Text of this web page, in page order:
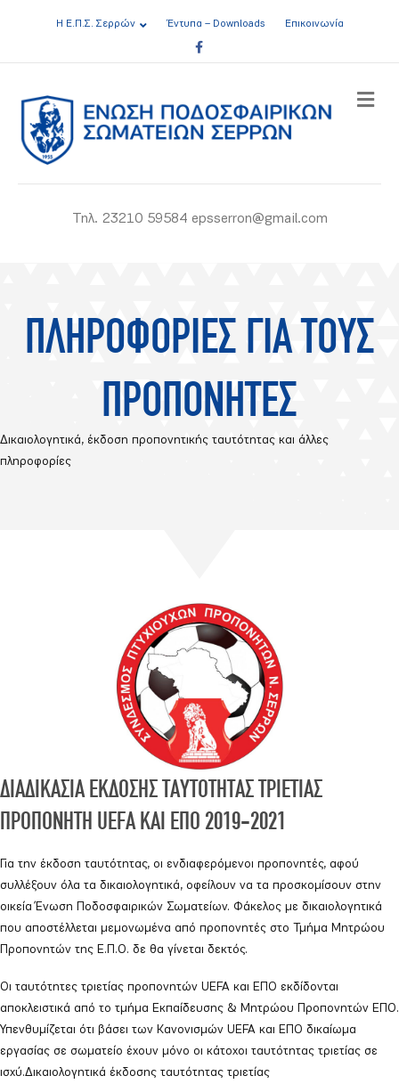
Η Ε.Π.Σ. Σερρών Έντυπα – Downloads
Επικοινωνία
Facebook
Τηλ. 23210 59584 epsserron@gmail.com
ΠΛΗΡΟΦΟΡΙΕΣ ΓΙΑ ΤΟΥΣ
ΠΡΟΠΟΝΗΤΕΣ
Δικαιολογητικά, έκδοση προπονητικής ταυτότητας και άλλες
πληροφορίες
ΔΙΑΔΙΚΑΣΙΑ ΕΚΔΟΣΗΣ ΤΑΥΤΟΤΗΤΑΣ ΤΡΙΕΤΙΑΣ
ΠΡΟΠΟΝΗΤΗ UEFA ΚΑΙ ΕΠΟ 2019-2021
Για την έκδοση ταυτότητας, οι ενδιαφερόμενοι προπονητές, αφού
συλλέξουν όλα τα δικαιολογητικά, οφείλουν να τα προσκομίσουν στην
οικεία Ένωση Ποδοσφαιρικών Σωματείων. Φάκελος με δικαιολογητικά
που αποστέλλεται μεμονωμένα από προπονητές στο Τμήμα Μητρώου
Προπονητών της Ε.Π.Ο. δε θα γίνεται δεκτός.
Οι ταυτότητες τριετίας προπονητών UEFA και ΕΠΟ εκδίδονται
αποκλειστικά από το τμήμα Εκπαίδευσης & Μητρώου Προπονητών ΕΠΟ.
Υπενθυμίζεται ότι βάσει των Κανονισμών UEFA και ΕΠΟ δικαίωμα
εργασίας σε σωματείο έχουν μόνο οι κάτοχοι ταυτότητας τριετίας σε
ισχύ.Δικαιολογητικά έκδοσης ταυτότητας τριετίας